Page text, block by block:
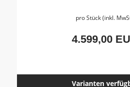
pro Stück (inkl.
4.599,00
Varianten